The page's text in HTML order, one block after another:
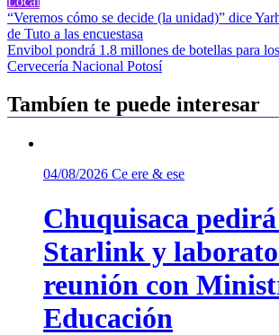
Navegación
de
entradas
“Veremos cómo se decide (la unidad)” dice
de Tuto a las encuestasa
Envibol pondrá 1.8 millones de botellas para
Cervecería Nacional Potosí
Tambíen te puede interesar
04/08/2026 Ce ere & ese
Chuquisaca
Starlink y
reunión con
Educación